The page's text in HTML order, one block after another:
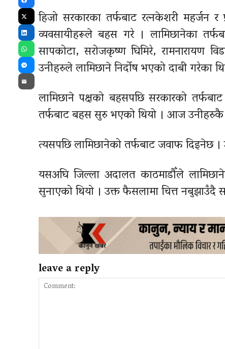
हिजो सरकारका तर्फबाट रत्नकेशरी महर्जन
व्यवसायीहरूले बहस गरे । लामिछानेका
सापकोटा, सरोजकृष्ण घिमिरे, रामनारायण
उनीहरुले लामिछाने निर्दोष भएको दाबी गरेका
लामिछाने पक्षको बहसपछि सरकारको
तर्फबाट बहस सुरु भएको थियो । आज
त्यसपछि लामिछानेको तर्फबाट जवाफ दिइनेछ
यसअघि जिल्ला अदालत काठमाडौँले
सुनाएको थियो । उक्त फैसलामा चित्त
leave a reply
Facebook
X
LinkedIn
WhatsApp
Messenger
Email